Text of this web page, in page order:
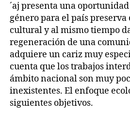
´aj presenta una
género para el país
cultural y al mismo tiempo
regeneración de una
adquiere un cariz muy
cuenta que los trabajos
ámbito nacional son muy
inexistentes. El enfoque
siguientes objetivos.